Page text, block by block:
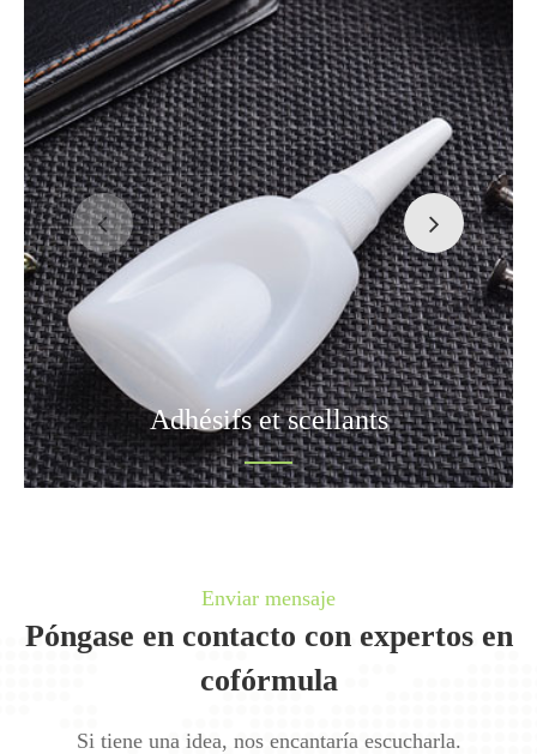
Adhésifs et scellants
Enviar mensaje
Póngase en contacto con expertos en
cofórmula
Si tiene una idea, nos encantaría escucharla.